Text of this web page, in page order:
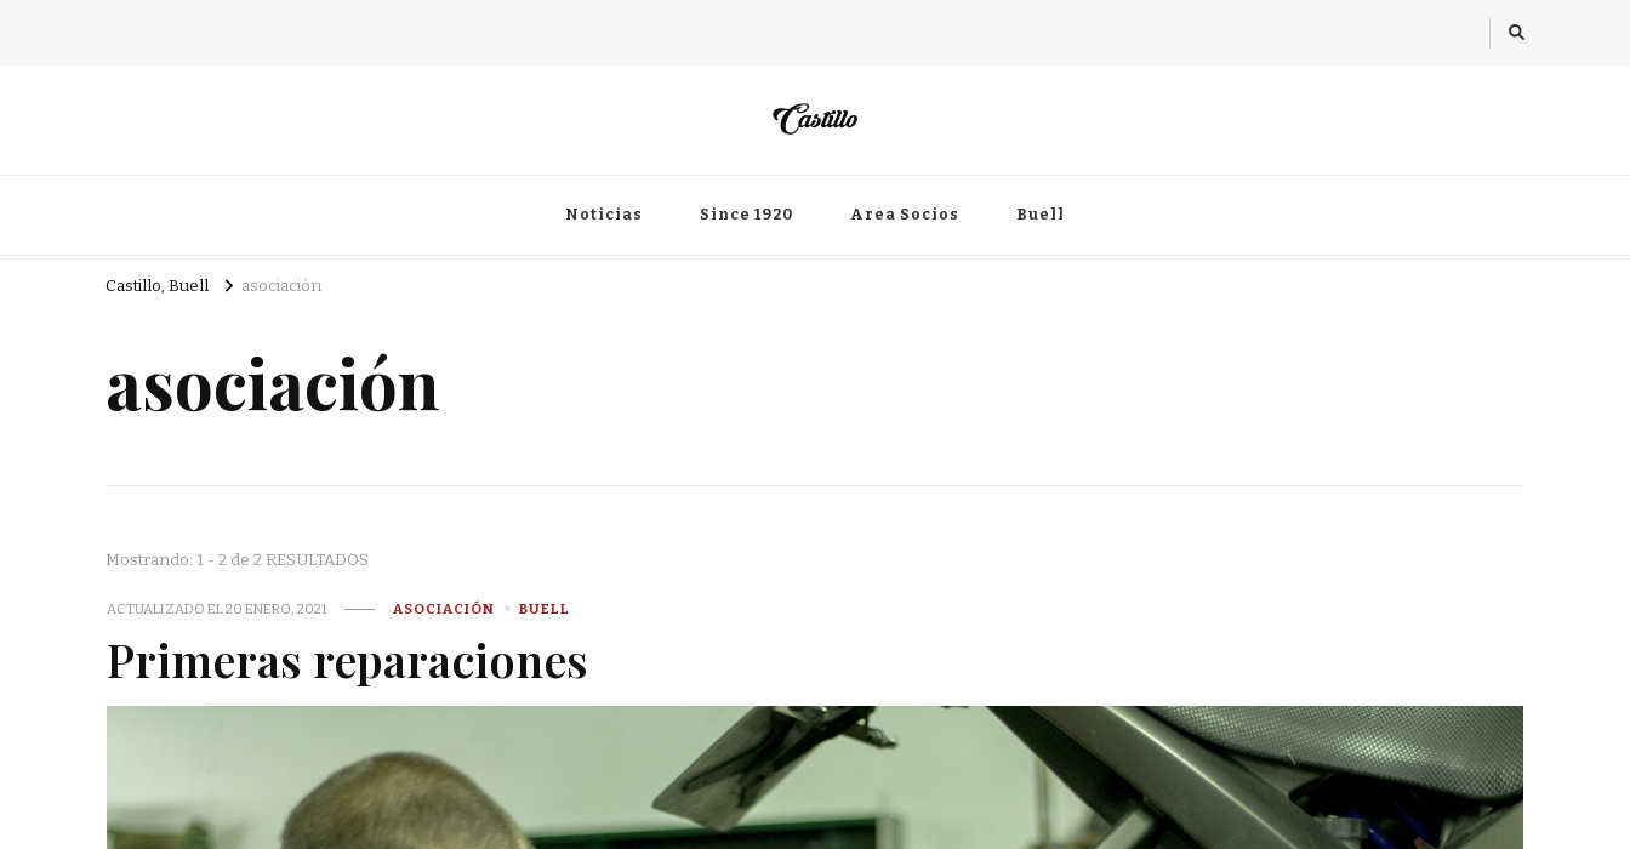
Noticias Since 1920 Area Socios Buell
Castillo, Buell asociación
asociación
Mostrando: 1 - 2 de 2 RESULTADOS
ACTUALIZADO EL20 ENERO, 2021 ASOCIACIÓN BUELL
Primeras reparaciones